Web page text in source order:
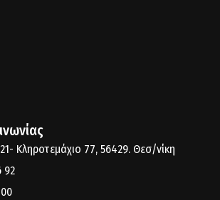
Κληροτεμάχιο 77, 56429. Θεσ/νίκη
92